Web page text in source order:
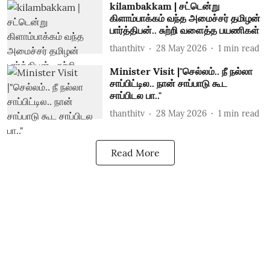
kilambakkam | சட்டென்று
கிளாம்பாக்கம் வந்த அமைச்சர் தமிழன்
பார்த்திபன்.. சுற்றி வளைத்த பயணிகள்
thanthitv 28 May 2026 1 min read
Minister Visit |"செல்லம்.. நீ நல்லா
சாப்பிட்டில.. நான் சாப்பாடு கூட
சாப்பிடல பா.."
thanthitv 28 May 2026 1 min read
Read More